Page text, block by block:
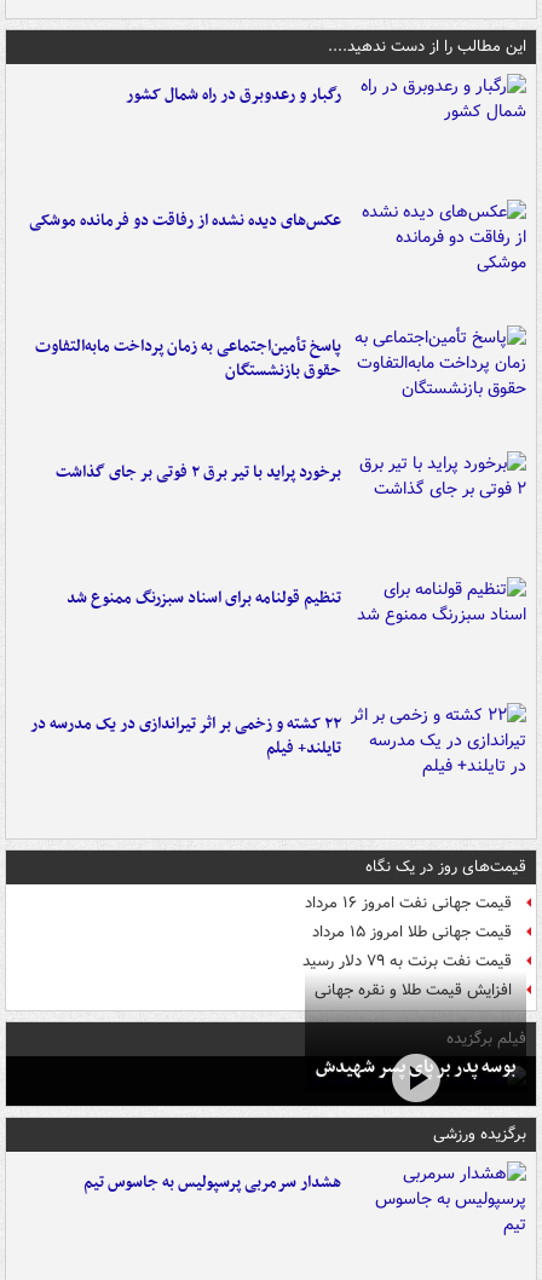
این مطالب را از دست ندهید....
رگبار و رعدوبرق در راه شمال کشور
عکس‌های دیده نشده از رفاقت دو فرمانده‌ موشکی
پاسخ تأمین‌اجتماعی به زمان پرداخت مابه‌التفاوت
حقوق بازنشستگان
برخورد پراید با تیر برق ۲ فوتی بر جای گذاشت
تنظیم قولنامه برای اسناد سبزرنگ ممنوع شد
۲۲ کشته و زخمی بر اثر تیراندازی در یک مدرسه در
تایلند+ فیلم
قیمت‌های روز در یک نگاه
قیمت جهانی نفت امروز ۱۶ مرداد
قیمت جهانی طلا امروز ۱۵ مرداد
قیمت نفت برنت به ۷۹ دلار رسید
افزایش قیمت طلا و نقره جهانی
فیلم برگزیده
بوسه‌ پدر بر پای پسر شهیدش
برگزیده ورزشی
هشدار سرمربی پرسپولیس به جاسوس تیم